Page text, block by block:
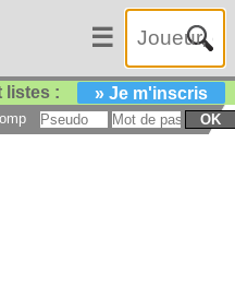
☰
listes : » Je m'inscris
: OK